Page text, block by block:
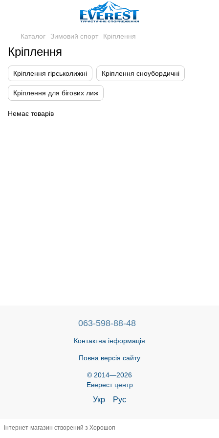
Каталог Зимовий спорт Кріплення
Кріплення
Кріплення гірськолижні Кріплення сноубордичні
Кріплення для бігових лиж
Немає товарів
063-598-88-48
Контактна інформація
Повна версія сайту
© 2014—2026
Еверест центр
Укр Рус
Інтернет-магазин створений з Хорошоп